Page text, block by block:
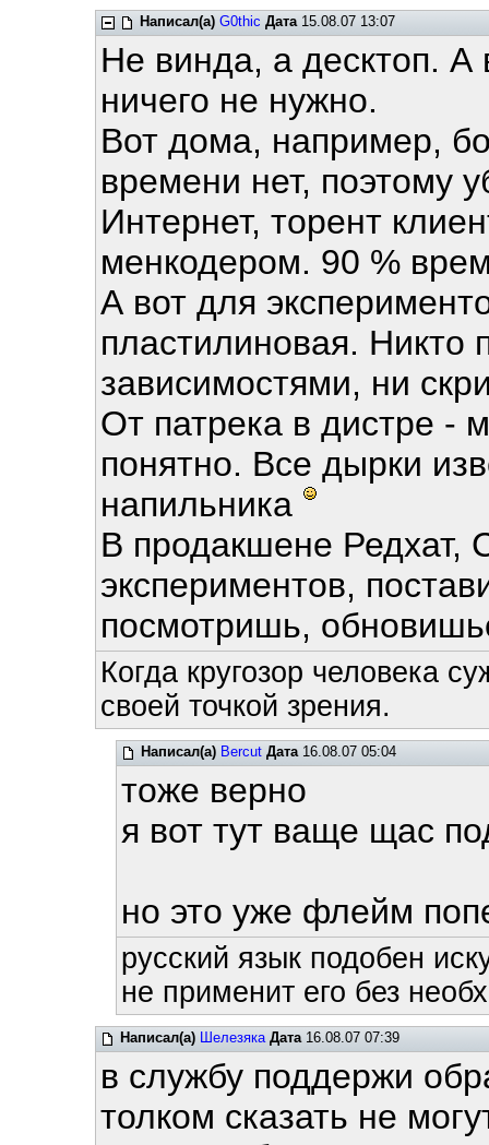
Написал(а) G0thic Дата15.08.07 13:07
Не винда, а десктоп. А
ничего не нужно.
Вот дома, например,
времени нет, поэтому
Интернет, торент
менкодером. 90 %
А вот для
пластилиновая. Никто
зависимостями, ни
От патрека в дистре -
понятно. Все дырки
напильника
В продакшене Редхат,
экспериментов,
посмотришь,
Когда кругозор человека
своей точкой зрения.
Написал(а) Bercut Дата16.08.07 05:04
тоже верно
я вот тут ваще щас
но это уже флейм
русский язык подобен
не применит его без
Написал(а) Шелезяка Дата16.08.07 07:39
в службу поддержи
толком сказать не